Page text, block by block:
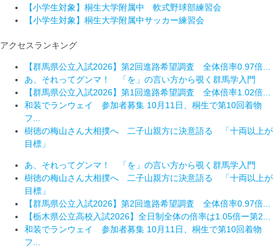
【小学生対象】桐生大学附属中 軟式野球部練習会
【小学生対象】桐生大学附属中サッカー練習会
アクセスランキング
【群馬県公立入試2026】第2回進路希望調査 全体倍率0.97倍...
あ、それってグンマ！ 「を」の言い方から覗く群馬学入門
【群馬県公立入試2026】第1回進路希望調査 全体倍率1.02倍...
和装でランウェイ 参加者募集 10月11日、桐生で第10回着物
フ...
樹徳の梅山さん大相撲へ 二子山親方に決意語る 「十両以上が
目標」
あ、それってグンマ！ 「を」の言い方から覗く群馬学入門
樹徳の梅山さん大相撲へ 二子山親方に決意語る 「十両以上が
目標」
【群馬県公立入試2026】第2回進路希望調査 全体倍率0.97倍...
【栃木県公立高校入試2026】全日制全体の倍率は1.05倍ー第2...
和装でランウェイ 参加者募集 10月11日、桐生で第10回着物
フ...